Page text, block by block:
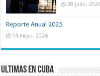
28 julio,
Reporte Anual 2025
14 mayo, 2026
Ultimas en Cuba